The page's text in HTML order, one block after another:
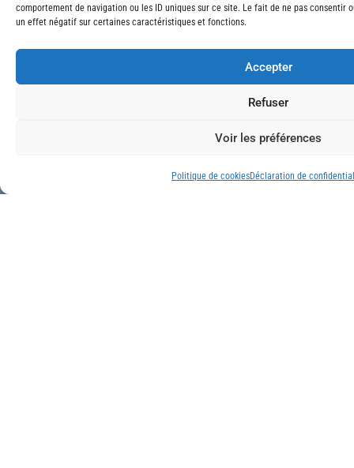
comportement de navigation ou les ID uniques sur ce site. Le fait de ne pas consentir
un effet négatif sur certaines caractéristiques et fonctions.
Accepter
Refuser
Voir les préférences
Politique de cookiesDéclaration de